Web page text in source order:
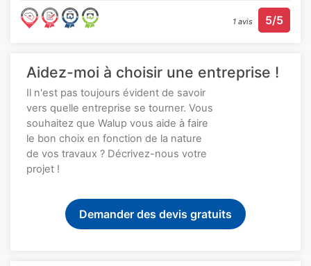
1 avis 5/5
Aidez-moi à choisir une entreprise !
Il n'est pas toujours évident de savoir
vers quelle entreprise se tourner. Vous
souhaitez que Walup vous aide à faire
le bon choix en fonction de la nature
de vos travaux ? Décrivez-nous votre
projet !
Demander des devis gratuits